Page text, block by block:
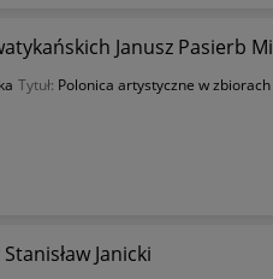
Janusz Pasierb
Tytuł: Polonica artystyczne w
Janicki